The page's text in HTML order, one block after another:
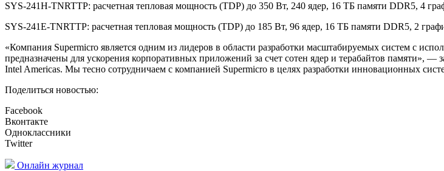
SYS-241H-TNRTTP: расчетная тепловая мощность (TDP) до 350 Вт, 240 ядер, 16 ТБ памяти DDR5, 4
SYS-241E-TNRTTP: расчетная тепловая мощность (TDP) до 185 Вт, 96 ядер, 16 ТБ памяти DDR5, 2
«Компания Supermicro является одним из лидеров в области разработки масштабируемых систем с
предназначены для ускорения корпоративных приложений за счет сотен ядер и терабайтов памяти»,
Intel Americas. Мы тесно сотрудничаем с компанией Supermicro в целях разработки инновационных
Поделиться новостью:
Facebook
Вконтакте
Одноклассники
Twitter
Онлайн журнал